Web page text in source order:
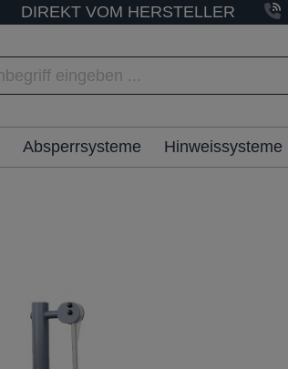
DIREKT VOM HERSTELLER
Absperrsysteme Hinweissysteme